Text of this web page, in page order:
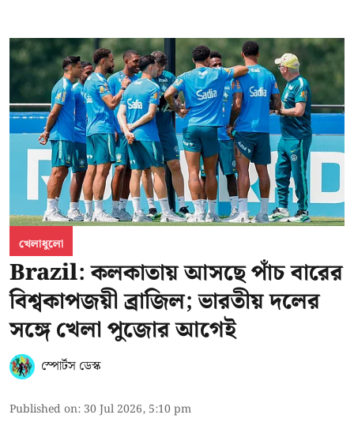
খেলাধুলো
Brazil: কলকাতায় আসছে পাঁচ বারের
বিশ্বকাপজয়ী ব্রাজিল; ভারতীয় দলের
সঙ্গে খেলা পুজোর আগেই
স্পোর্টস ডেস্ক
Published on: 30 Jul 2026, 5:10 pm